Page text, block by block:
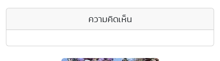
ความคิดเห็น